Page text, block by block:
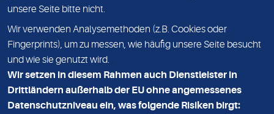
DATENSCHUTZ
KONTAKT
NEWSLETTER
unsere Seite bitte nicht.
Wir verwenden Analysemethoden (z.B. Cookies oder
Fingerprints), um zu messen, wie häufig unsere Seite besucht
und wie sie genutzt wird.
Wir setzen in diesem Rahmen auch Dienstleister in
Drittländern außerhalb der EU ohne angemessenes
Datenschutzniveau ein, was folgende Risiken birgt: